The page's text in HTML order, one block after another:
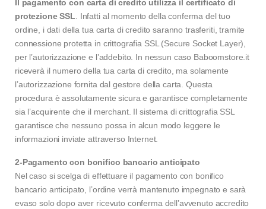
Il pagamento con carta di credito utilizza il certificato di
protezione SSL . Infatti al momento della conferma del tuo
ordine, i dati della tua carta di credito saranno trasferiti, tramite
connessione protetta in crittografia SSL (Secure Socket Layer),
per l’autorizzazione e l’addebito. In nessun caso Baboomstore.it
riceverà il numero della tua carta di credito, ma solamente
l’autorizzazione fornita dal gestore della carta. Questa
procedura è assolutamente sicura e garantisce completamente
sia l’acquirente che il merchant. Il sistema di crittografia SSL
garantisce che nessuno possa in alcun modo leggere le
informazioni inviate attraverso Internet.
2-Pagamento con bonifico bancario anticipato
Nel caso si scelga di effettuare il pagamento con bonifico
bancario anticipato, l’ordine verrà mantenuto impegnato e sarà
evaso solo dopo aver ricevuto conferma dell’avvenuto accredito